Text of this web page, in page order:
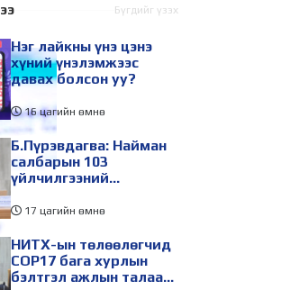
Бүгдийг үзэх
Нэг лайкны үнэ цэнэ
хүний үнэлэмжээс
давах болсон уу?
16 цагийн өмнө
Б.Пүрэвдагва: Найман
салбарын 103
үйлчилгээний
бизнес эрхлэхэд
17 цагийн өмнө
НИТХ-ын төлөөлөгчид
COP17 бага хурлын
бэлтгэл ажлын талаар